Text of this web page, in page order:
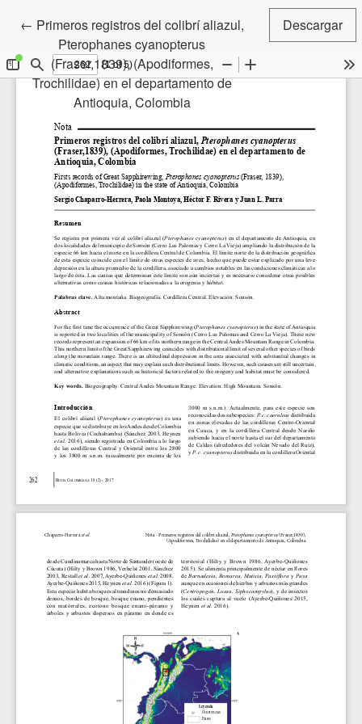
← Volver a los detalles del artículo
Primeros registros del colibrí aliazul,
Pterophanes cyanopterus
(Fraser,1839), (Apodiformes,
Trochilidae) en el departamento de
Antioquia, Colombia
Descargar